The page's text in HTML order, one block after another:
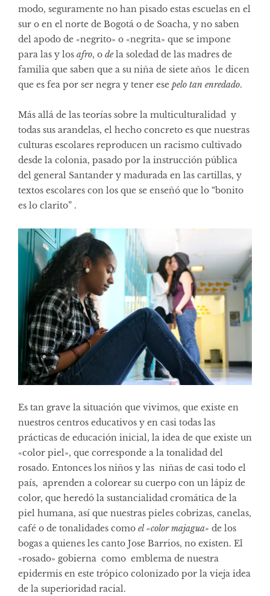
modo, seguramente no han pisado estas escuelas en el
sur o en el norte de Bogotá o de Soacha, y no saben
del apodo de «negrito» o «negrita» que se impone
para las y los afro, o dela soledad de las madres de
familia que saben que a su niña de siete años le dicen
que es fea por ser negra y tener ese pelo tan enredado.
Más allá de las teorías sobre la multiculturalidad y
todas sus arandelas, el hecho concreto es que nuestras
culturas escolares reproducen un racismo cultivado
desde la colonia, pasado por la instrucción pública
del general Santander y madurada en las cartillas, y
textos escolares con los que se enseñó que lo “bonito
es lo clarito” .
Es tan grave la situación que vivimos, que existe en
nuestros centros educativos y en casi todas las
prácticas de educación inicial, la idea de que existe un
«color piel», que corresponde a la tonalidad del
rosado. Entonces los niños y las niñas de casi todo el
país, aprenden a colorear su cuerpo con un lápiz de
color, que heredó la sustancialidad cromática de la
piel humana, así que nuestras pieles cobrizas, canelas,
café o de tonalidades como el «color majagua» de los
bogas a quienes les canto Jose Barrios, no existen. El
«rosado» gobierna como emblema de nuestra
epidermis en este trópico colonizado por la vieja idea
de la superioridad racial.